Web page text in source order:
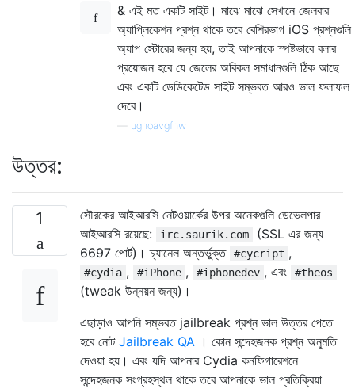
& এই মত একটি সাইট। মাঝে মাঝে সেখানে জেলবার
অ্যাপ্লিকেশন প্রশ্ন থাকে তবে বেশিরভাগ iOS প্রশ্নগুলি
অ্যাপ স্টোরের জন্য হয়, তাই আপনাকে স্পষ্টভাবে বলার
প্রয়োজন হবে যে জেলের অবিকল সমাধানগুলি ঠিক আছে
এবং একটি ডেডিকেটেড সাইট সম্ভবত আরও ভাল ফলাফল
দেবে।
ughoavgfhw
উত্তর:
1
সৌরকের আইআরসি নেটওয়ার্কের উপর অনেকগুলি ডেভেলপার
আইআরসি রয়েছে:
irc.saurik.com
(SSL এর জন্য
6697 পোর্ট)। চ্যানেল অন্তর্ভুক্ত #cycript ,
#cydia , #iPhone , #iphonedev , এবং #theos
(tweak উন্নয়ন জন্য)।
এছাড়াও আপনি সম্ভবত jailbreak প্রশ্ন ভাল উত্তর পেতে
হবে নোট Jailbreak QA । কোন সন্দেহজনক প্রশ্ন অনুমতি
দেওয়া হয়। এবং যদি আপনার Cydia কনফিগারেশনে
সন্দেহজনক সংগ্রহস্থল থাকে তবে আপনাকে ভাল প্রতিক্রিয়া